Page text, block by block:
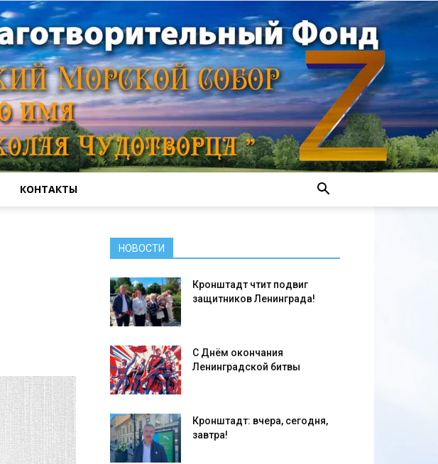
КОНТАКТЫ
НОВОСТИ
Кронштадт чтит подвиг
защитников Ленинграда!
С Днём окончания
Ленинградской битвы
Кронштадт: вчера, сегодня,
завтра!